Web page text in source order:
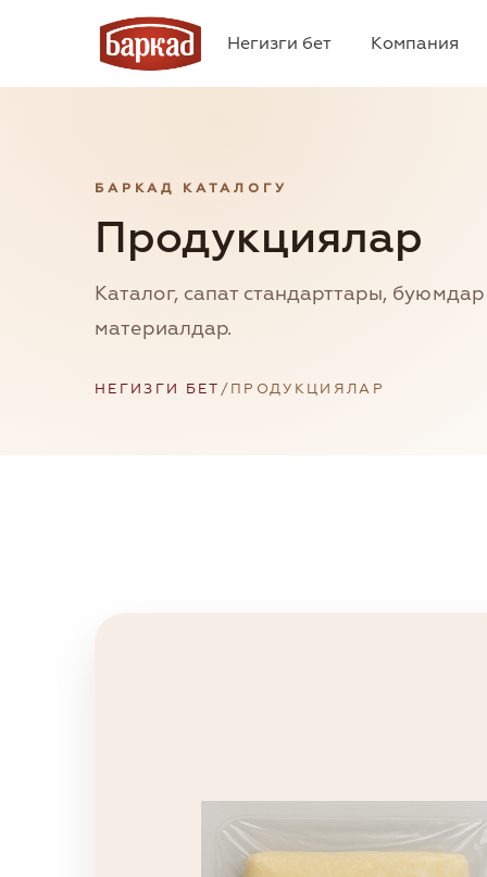
Негизги бет Компания
БАРКАД КАТАЛОГУ
Продукциялар
Каталог, сапат стандарттары,
материалдар.
НЕГИЗГИ БЕТ /ПРОДУКЦИЯЛАР